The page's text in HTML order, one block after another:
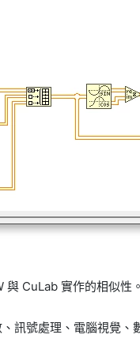
與 CuLab 實作的相似性。
訊號處理、電腦視覺、